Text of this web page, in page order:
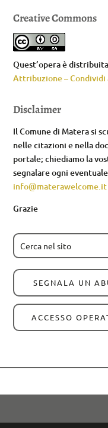
Creative Commons
Quest’opera è
Attribuzione – Condividi
Disclaimer
Il Comune di Matera si
nelle citazioni e nella
portale; chiediamo la
segnalare ogni
info@materawelcome.it
Grazie
SEGNALA UN
ACCESSO